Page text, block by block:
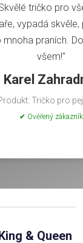
tričko pro
vypadá
mnoha praních.
všem!"
Karel
Tričko pro
✔ Ověřený zákazník
& Queen